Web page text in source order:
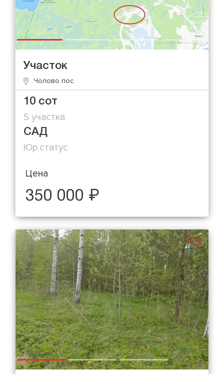
Участок
Чолово пос.
10 сот
S участка
САД
Юр.статус
Цена
350 000 ₽